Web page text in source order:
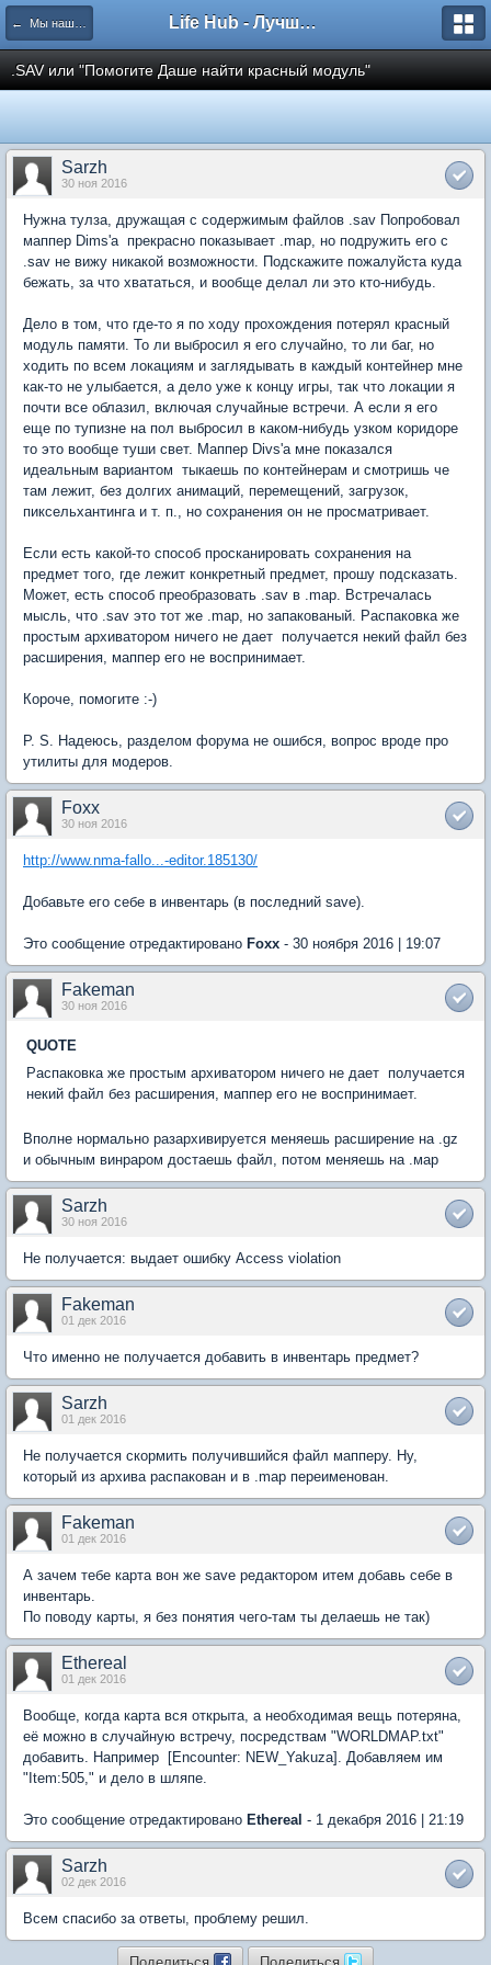
← Мы наш, мы новый... Life Hub - Лучшие компьютерные игры мира
.SAV или "Помогите Даше найти красный модуль"
Sarzh
30 ноя 2016
Нужна тулза, дружащая с содержимым файлов .sav Попробовал
маппер Dims'a  прекрасно показывает .map, но подружить его с
.sav не вижу никакой возможности. Подскажите пожалуйста куда
бежать, за что хвататься, и вообще делал ли это кто-нибудь.
Дело в том, что где-то я по ходу прохождения потерял красный
модуль памяти. То ли выбросил я его случайно, то ли баг, но
ходить по всем локациям и заглядывать в каждый контейнер мне
как-то не улыбается, а дело уже к концу игры, так что локации я
почти все облазил, включая случайные встречи. А если я его
еще по тупизне на пол выбросил в каком-нибудь узком коридоре 
то это вообще туши свет. Маппер Divs'а мне показался
идеальным вариантом  тыкаешь по контейнерам и смотришь че
там лежит, без долгих анимаций, перемещений, загрузок,
пиксельхантинга и т. п., но сохранения он не просматривает.
Если есть какой-то способ просканировать сохранения на
предмет того, где лежит конкретный предмет, прошу подсказать.
Может, есть способ преобразовать .sav в .map. Встречалась
мысль, что .sav это тот же .map, но запакованый. Распаковка же
простым архиватором ничего не дает  получается некий файл без
расширения, маппер его не воспринимает.
Короче, помогите :-)
P. S. Надеюсь, разделом форума не ошибся, вопрос вроде про
утилиты для модеров.
Foxx
30 ноя 2016
http://www.nma-fallo...-editor.185130/
Добавьте его себе в инвентарь (в последний save).
Это сообщение отредактировано Foxx - 30 ноября 2016 | 19:07
Fakeman
30 ноя 2016
QUOTE
Распаковка же простым архиватором ничего не дает  получается
некий файл без расширения, маппер его не воспринимает.
Вполне нормально разархивируется меняешь расширение на .gz
и обычным винраром достаешь файл, потом меняешь на .мар
Sarzh
30 ноя 2016
Не получается: выдает ошибку Access violation
Fakeman
01 дек 2016
Что именно не получается добавить в инвентарь предмет?
Sarzh
01 дек 2016
Не получается скормить получившийся файл мапперу. Ну,
который из архива распакован и в .map переименован.
Fakeman
01 дек 2016
А зачем тебе карта вон же save редактором итем добавь себе в
инвентарь.
По поводу карты, я без понятия чего-там ты делаешь не так)
Ethereal
01 дек 2016
Вообще, когда карта вся открыта, а необходимая вещь потеряна,
её можно в случайную встречу, посредствам "WORLDMAP.txt"
добавить. Например  [Encounter: NEW_Yakuza]. Добавляем им
"Item:505," и дело в шляпе.
Это сообщение отредактировано Ethereal - 1 декабря 2016 | 21:19
Sarzh
02 дек 2016
Всем спасибо за ответы, проблему решил.